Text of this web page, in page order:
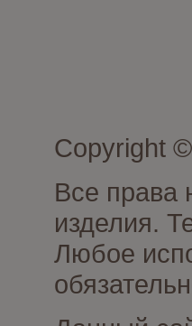
Copyright
Все права
изделия.
Любое